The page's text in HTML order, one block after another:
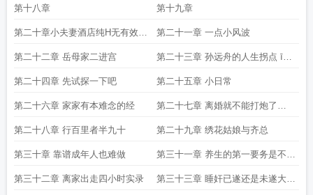
г120212120218s120046120116120218
120218к
第十八章 第十九章
第二十章小夫妻酒店纯H无有效剧
情
第二十一章 一点小风波
第二十二章 岳母家二进宫 第二十三章 孙远舟的人生拐点 īyц
ｚнa119998w
第二十四章 先试探一下吧 第二十五章 小日常
第二十六章 家家有本难念的经 第二十七章 离婚就不能打炮了
He119998ｓщ120010 c120056ｍ
第二十八章 行百里者半九十 第二十九章 绣花姑娘与齐总
第三十章 靠谱成年人也难做 第三十一章 养生的第一要务是不做
醋王
第三十二章 离家出走四小时实录 第三十三章 睡奸已遂还是未遂大量